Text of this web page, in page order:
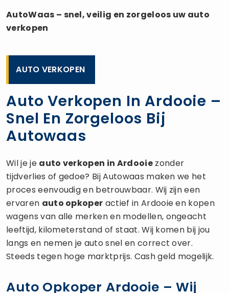
AutoWaas – snel, veilig en zorgeloos uw auto
verkopen
AUTO VERKOPEN
Auto Verkopen In Ardooie –
Snel En Zorgeloos Bij
Autowaas
Wil je je auto verkopen in Ardooiezonder
tijdverlies of gedoe? Bij Autowaas maken we het
proces eenvoudig en betrouwbaar. Wij zijn een
ervaren auto opkoper actief in Ardooie en kopen
wagens van alle merken en modellen, ongeacht
leeftijd, kilometerstand of staat. Wij komen bij jou
langs en nemen je auto snel en correct over.
Steeds tegen hoge marktprijs. Cash geld mogelijk.
Auto Opkoper Ardooie – Wij